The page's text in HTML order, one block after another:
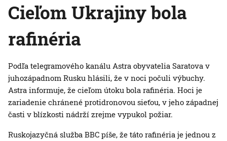
Cieľom Ukrajiny bola
rafinéria
Podľa telegramového kanálu Astra obyvatelia Saratova v
juhozápadnom Rusku hlásili, že v noci počuli výbuchy.
Astra informuje, že cieľom útoku bola rafinéria. Hoci je
zariadenie chránené protidronovou sieťou, v jeho západnej
časti v blízkosti nádrží zrejme vypukol požiar.
Ruskojazyčná služba BBC píše, že táto rafinéria je jednou z